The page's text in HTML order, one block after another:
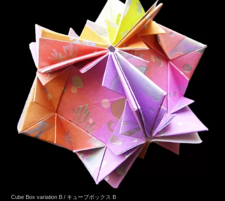
Cube Box variation B / キューブボックス B